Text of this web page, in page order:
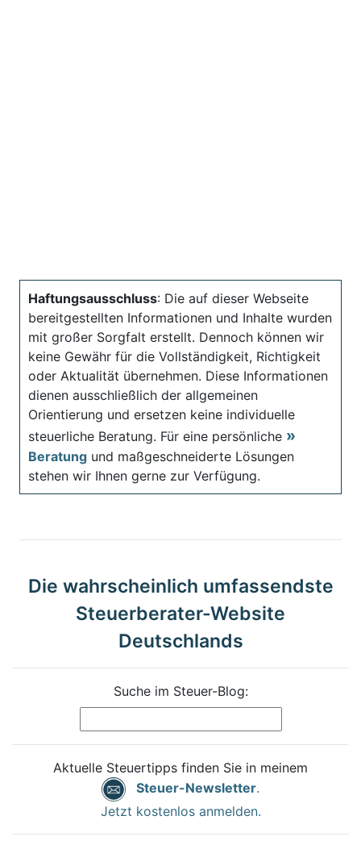
Haftungsausschluss: Die auf dieser Webseite
bereitgestellten Informationen und Inhalte wurden
mit großer Sorgfalt erstellt. Dennoch können wir
keine Gewähr für die Vollständigkeit, Richtigkeit
oder Aktualität übernehmen. Diese Informationen
dienen ausschließlich der allgemeinen
Orientierung und ersetzen keine individuelle
steuerliche Beratung. Für eine persönliche
Beratung und maßgeschneiderte Lösungen
stehen wir Ihnen gerne zur Verfügung.
Die wahrscheinlich umfassendste
Steuerberater-Website
Deutschlands
Suche im Steuer-Blog:
Aktuelle Steuertipps finden Sie in meinem
Steuer-Newsletter.
Jetzt kostenlos anmelden.